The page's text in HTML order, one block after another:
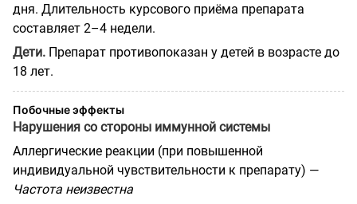
дня. Длительность курсового приёма препарата
составляет 2–4 недели.
Дети. Препарат противопоказан у детей в возрасте до
18 лет.
Побочные эффекты
Нарушения со стороны иммунной системы
Аллергические реакции (при повышенной
индивидуальной чувствительности к препарату) —
Частота неизвестна